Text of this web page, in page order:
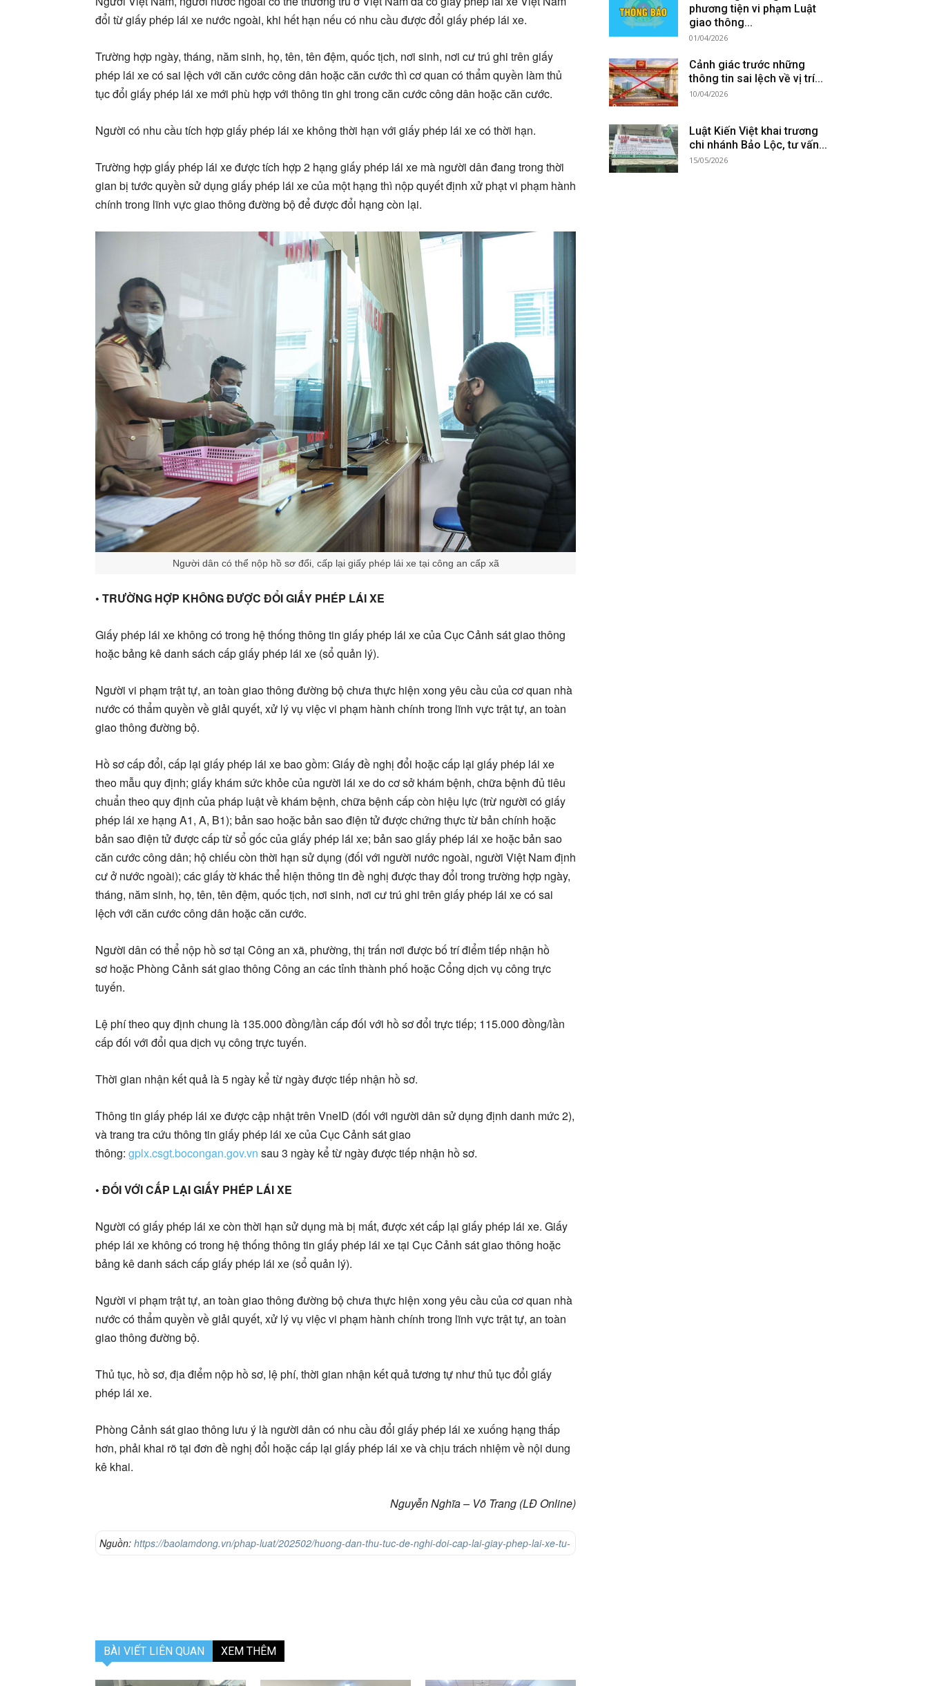
đổi từ giấy phép lái xe nước ngoài, khi hết hạn nếu có nhu cầu được đổi giấy phép lái xe.
Trường hợp ngày, tháng, năm sinh, họ, tên, tên đệm, quốc tịch, nơi sinh, nơi cư trú ghi trên giấy
phép lái xe có sai lệch với căn cước công dân hoặc căn cước thì cơ quan có thẩm quyền làm thủ
tục đổi giấy phép lái xe mới phù hợp với thông tin ghi trong căn cước công dân hoặc căn cước.
Người có nhu cầu tích hợp giấy phép lái xe không thời hạn với giấy phép lái xe có thời hạn.
Trường hợp giấy phép lái xe được tích hợp 2 hạng giấy phép lái xe mà người dân đang trong thời
gian bị tước quyền sử dụng giấy phép lái xe của một hạng thì nộp quyết định xử phạt vi phạm hành
chính trong lĩnh vực giao thông đường bộ để được đổi hạng còn lại.
Người dân có thể nộp hồ sơ đổi, cấp lại giấy phép lái xe tại công an cấp xã
• TRƯỜNG HỢP KHÔNG ĐƯỢC ĐỔI GIẤY PHÉP LÁI XE
Giấy phép lái xe không có trong hệ thống thông tin giấy phép lái xe của Cục Cảnh sát giao thông
hoặc bảng kê danh sách cấp giấy phép lái xe (sổ quản lý).
Người vi phạm trật tự, an toàn giao thông đường bộ chưa thực hiện xong yêu cầu của cơ quan nhà
nước có thẩm quyền về giải quyết, xử lý vụ việc vi phạm hành chính trong lĩnh vực trật tự, an toàn
giao thông đường bộ.
Hồ sơ cấp đổi, cấp lại giấy phép lái xe bao gồm: Giấy đề nghị đổi hoặc cấp lại giấy phép lái xe
theo mẫu quy định; giấy khám sức khỏe của người lái xe do cơ sở khám bệnh, chữa bệnh đủ tiêu
chuẩn theo quy định của pháp luật về khám bệnh, chữa bệnh cấp còn hiệu lực (trừ người có giấy
phép lái xe hạng A1, A, B1); bản sao hoặc bản sao điện tử được chứng thực từ bản chính hoặc
bản sao điện tử được cấp từ sổ gốc của giấy phép lái xe; bản sao giấy phép lái xe hoặc bản sao
căn cước công dân; hộ chiếu còn thời hạn sử dụng (đối với người nước ngoài, người Việt Nam định
cư ở nước ngoài); các giấy tờ khác thể hiện thông tin đề nghị được thay đổi trong trường hợp ngày,
tháng, năm sinh, họ, tên, tên đệm, quốc tịch, nơi sinh, nơi cư trú ghi trên giấy phép lái xe có sai
lệch với căn cước công dân hoặc căn cước.
Người dân có thể nộp hồ sơ tại Công an xã, phường, thị trấn nơi được bố trí điểm tiếp nhận hồ
sơ hoặc Phòng Cảnh sát giao thông Công an các tỉnh thành phố hoặc Cổng dịch vụ công trực
tuyến.
Lệ phí theo quy định chung là 135.000 đồng/lần cấp đối với hồ sơ đổi trực tiếp; 115.000 đồng/lần
cấp đối với đổi qua dịch vụ công trực tuyến.
Thời gian nhận kết quả là 5 ngày kể từ ngày được tiếp nhận hồ sơ.
Thông tin giấy phép lái xe được cập nhật trên VneID (đối với người dân sử dụng định danh mức 2),
và trang tra cứu thông tin giấy phép lái xe của Cục Cảnh sát giao
thông: gplx.csgt.bocongan.gov.vn sau 3 ngày kể từ ngày được tiếp nhận hồ sơ.
• ĐỐI VỚI CẤP LẠI GIẤY PHÉP LÁI XE
Người có giấy phép lái xe còn thời hạn sử dụng mà bị mất, được xét cấp lại giấy phép lái xe. Giấy
phép lái xe không có trong hệ thống thông tin giấy phép lái xe tại Cục Cảnh sát giao thông hoặc
bảng kê danh sách cấp giấy phép lái xe (sổ quản lý).
Người vi phạm trật tự, an toàn giao thông đường bộ chưa thực hiện xong yêu cầu của cơ quan nhà
nước có thẩm quyền về giải quyết, xử lý vụ việc vi phạm hành chính trong lĩnh vực trật tự, an toàn
giao thông đường bộ.
Thủ tục, hồ sơ, địa điểm nộp hồ sơ, lệ phí, thời gian nhận kết quả tương tự như thủ tục đổi giấy
phép lái xe.
Phòng Cảnh sát giao thông lưu ý là người dân có nhu cầu đổi giấy phép lái xe xuống hạng thấp
hơn, phải khai rõ tại đơn đề nghị đổi hoặc cấp lại giấy phép lái xe và chịu trách nhiệm về nội dung
kê khai.
Nguyễn Nghĩa – Võ Trang (LĐ Online)
Nguồn: https://baolamdong.vn/phap-luat/202502/huong-dan-thu-tuc-de-nghi-doi-cap-lai-giay-phep-lai-xe-tu-
BÀI VIẾT LIÊN QUAN XEM THÊM
phương tiện vi phạm Luật
giao thông...
01/04/2026
Cảnh giác trước những
thông tin sai lệch về vị trí...
10/04/2026
Luật Kiến Việt khai trương
chi nhánh Bảo Lộc, tư vấn...
15/05/2026